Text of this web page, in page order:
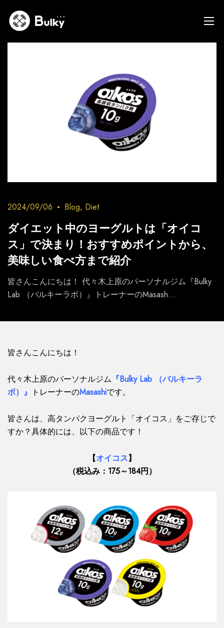
2024/09/06 Blog, Diet
ダイエット中のヨーグルトは「オイコ
ス」で決まり！おすすめポイントから、
美味しい食べ方まで紹介
皆さんこんにちは！ 代々木上原のパーソナルジム『Bulky
Lab （バルキーラボ）』トレーナーのMasash...
皆さんこんにちは！
代々木上原のパーソナルジム 『Bulky Lab （バルキーラ
ボ）』
トレーナーのMasashiです。
皆さんは、高タンパクヨーグルト「オイコス」をご存じで
すか？具体的には、以下の商品です！
【オイコス】
（税込み：175～184円）